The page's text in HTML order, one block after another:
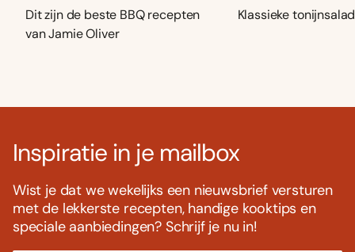
Dit zijn de beste BBQ recepten
van Jamie Oliver
Klassieke
Inspiratie in je mailbox
Wist je dat we wekelijks een nieuwsbrief versturen
met de lekkerste recepten, handige kooktips en
speciale aanbiedingen? Schrijf je nu in!